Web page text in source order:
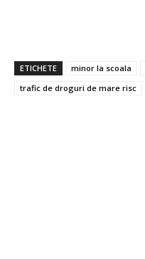
ETICHETE minor la scoala
trafic de droguri de mare risc